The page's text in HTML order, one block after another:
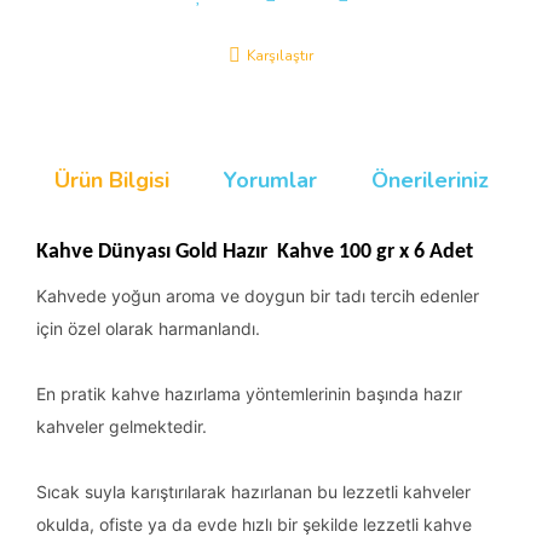
Karşılaştır
Ürün Bilgisi Yorumlar Önerileriniz
Kahve Dünyası Gold Hazır Kahve 100 gr x 6 Adet
Kahvede yoğun aroma ve doygun bir tadı tercih edenler
için özel olarak harmanlandı.
En pratik kahve hazırlama yöntemlerinin başında hazır
kahveler gelmektedir.
Sıcak suyla karıştırılarak hazırlanan bu lezzetli kahveler
okulda, ofiste ya da evde hızlı bir şekilde lezzetli kahve